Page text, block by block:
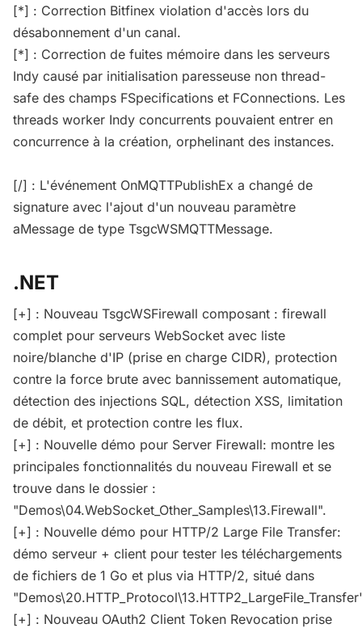
[*] : Correction Bitfinex violation d'accès lors du
désabonnement d'un canal.
[*] : Correction de fuites mémoire dans les serveurs
Indy causé par initialisation paresseuse non thread-
safe des champs FSpecifications et FConnections. Les
threads worker Indy concurrents pouvaient entrer en
concurrence à la création, orphelinant des instances.
[/] : L'événement OnMQTTPublishEx a changé de
signature avec l'ajout d'un nouveau paramètre
aMessage de type TsgcWSMQTTMessage.
.NET
[+] : Nouveau TsgcWSFirewall composant : firewall
complet pour serveurs WebSocket avec liste
noire/blanche d'IP (prise en charge CIDR), protection
contre la force brute avec bannissement automatique,
détection des injections SQL, détection XSS, limitation
de débit, et protection contre les flux.
[+] : Nouvelle démo pour Server Firewall: montre les
principales fonctionnalités du nouveau Firewall et se
trouve dans le dossier :
"Demos\04.WebSocket_Other_Samples\13.Firewall".
[+] : Nouvelle démo pour HTTP/2 Large File Transfer:
démo serveur + client pour tester les téléchargements
de fichiers de 1 Go et plus via HTTP/2, situé dans
[+] : Nouveau OAuth2 Client Token Revocation prise